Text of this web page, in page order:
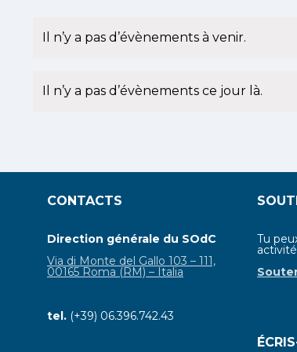
Notice
Il n’y a pas d’évènements à venir.
Notice
Il n’y a pas d’évènements ce jour là.
CONTACTS
Direction générale du SOdC
Via di Monte del Gallo 103 – 111,
00165 Roma (RM) – Italia
tel. (+39) 06.396.742.43
Tu